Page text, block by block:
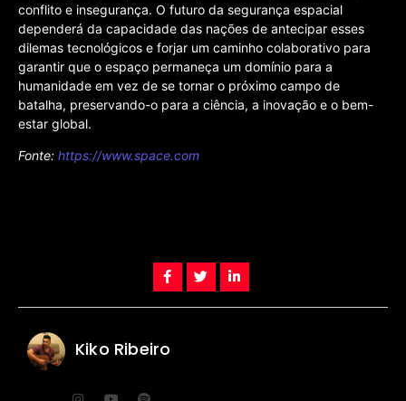
conflito e insegurança. O futuro da segurança espacial
dependerá da capacidade das nações de antecipar esses
dilemas tecnológicos e forjar um caminho colaborativo para
garantir que o espaço permaneça um domínio para a
humanidade em vez de se tornar o próximo campo de
batalha, preservando-o para a ciência, a inovação e o bem-
estar global.
Fonte: https://www.space.com
Kiko Ribeiro